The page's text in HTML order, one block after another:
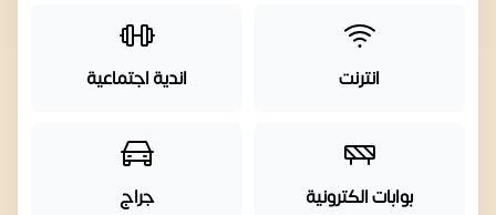
انترنت اندية اجتماعية
بوابات الكترونية جراج